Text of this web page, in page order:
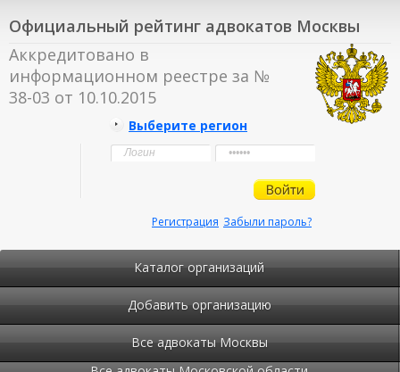
Официальный рейтинг адвокатов Москвы
Аккредитовано в
информационном реестре за №
38-03 от 10.10.2015
Выберите регион
Забыли пароль?
Регистрация
Каталог организаций
Добавить организацию
Все адвокаты Москвы